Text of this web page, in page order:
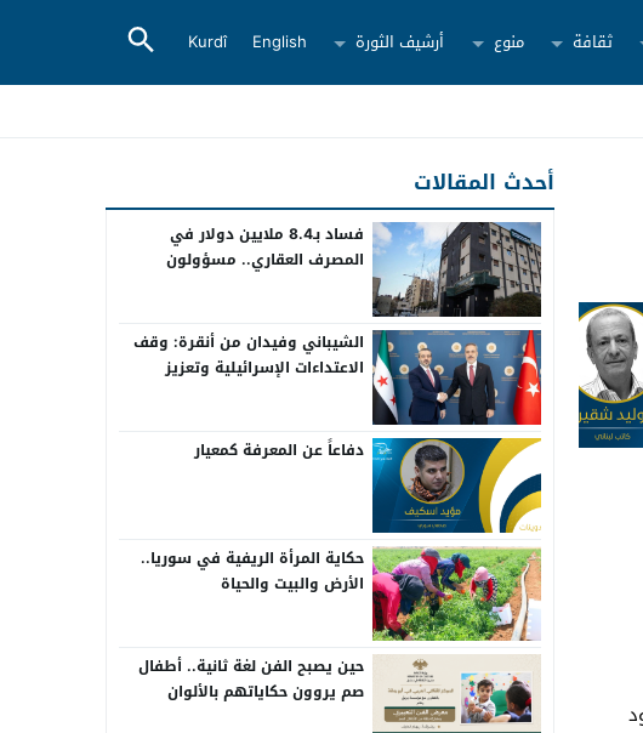
ثقافة منوع أرشيف الثورة English
Kurdî
أحدث المقالات
فساد بـ8.4 ملايين دولار في
المصرف العقاري.. مسؤولون
الشيباني وفيدان من أنقرة: وقف
الاعتداءات الإسرائيلية وتعزيز
دفاعاً عن المعرفة كمعيار
حكاية المرأة الريفية في سوريا..
الأرض والبيت والحياة
حين يصبح الفن لغة ثانية.. أطفال
صم يروون حكاياتهم بالألوان